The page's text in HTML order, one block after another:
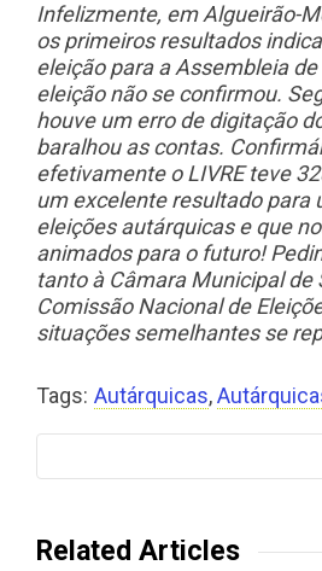
Infelizmente, emAlgueirão-
os primeiros resultados
eleição para a Assembleia
eleição não se confirmou.
houve um erro de digitação
baralhou as contas.
efetivamente o LIVRE teve
um excelente resultado para
eleições autárquicas e que
animados para o futuro!
tanto à Câmara Municipal de
Comissão Nacional de
situações semelhantes se
Tags: Autárquicas,
Related Articles